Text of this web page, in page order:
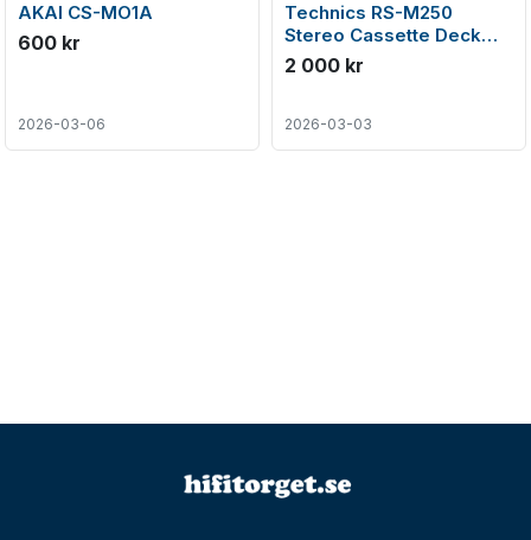
AKAI CS-MO1A
600 kr
2026-03-06
Technics RS-M250
Stereo Cassette Deck
(1980-82)
2 000 kr
2026-03-03